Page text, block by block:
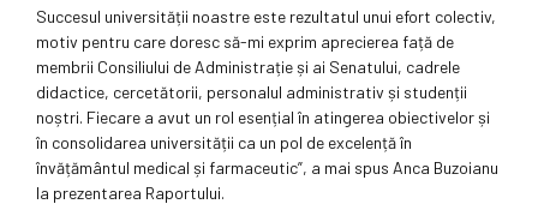
Succesul universității noastre este rezultatul unui efort colectiv,
motiv pentru care doresc să-mi exprim aprecierea față de
membrii Consiliului de Administrație și ai Senatului, cadrele
didactice, cercetătorii, personalul administrativ și studenții
noștri. Fiecare a avut un rol esențial în atingerea obiectivelor și
în consolidarea universității ca un pol de excelență în
învățământul medical și farmaceutic”, a mai spus Anca Buzoianu
la prezentarea Raportului.